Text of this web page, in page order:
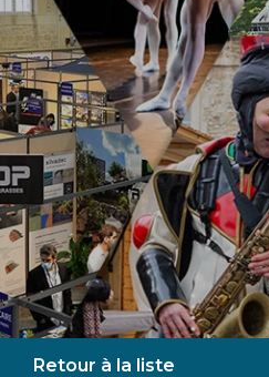
Retour à la liste